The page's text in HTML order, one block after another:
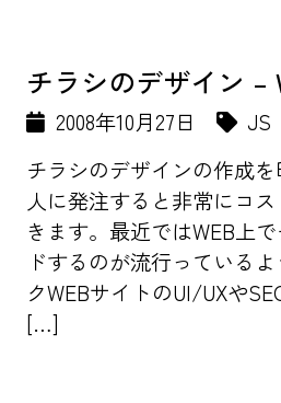
チラシのデザイン –
2008年10月27日
JS
チラシのデザインの作成
人に発注すると非常にコ
きます。最近ではWEB上
ドするのが流行っている
クWEBサイトのUI/UXや
[…]